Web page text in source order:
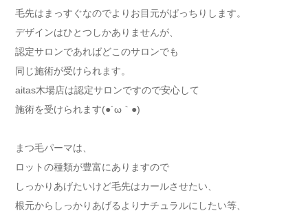
毛先はまっすぐなのでよりお目元がぱっちりします。
デザインはひとつしかありませんが、
認定サロンであればどこのサロンでも
同じ施術が受けられます。
aitas木場店は認定サロンですので安心して
施術を受けられます(●´ω｀●)
まつ毛パーマは、
ロットの種類が豊富にありますので
しっかりあげたいけど毛先はカールさせたい、
根元からしっかりあげるよりナチュラルにしたい等、